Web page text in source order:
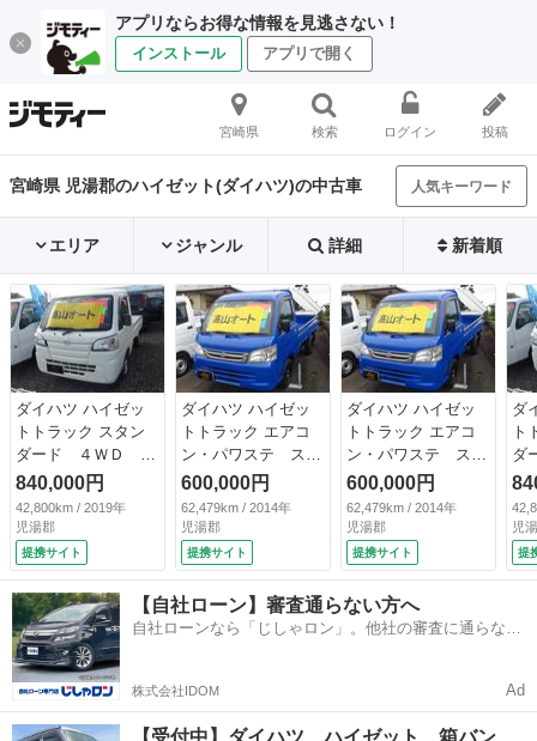
アプリならお得な情報を見逃さない！
インストール アプリで開く
宮崎県 検索 ログイン 投稿
宮崎県 児湯郡のハイゼット(ダイハツ)の中古車 人気キーワード
エリア ジャンル 詳細 新着順
ダイハツ ハイゼッ
トトラック スタン
ダード ４ＷＤ エ
アコン パワステ
付 ４ＷＤ （車検
整備付）
840,000円
42,800km / 2019年
児湯郡
提携サイト
ダイハツ ハイゼッ
トトラック エアコ
ン・パワステ スペ
シャル ４ＷＤ ５
速 （車検整備付）
600,000円
62,479km / 2014年
児湯郡
提携サイト
ダイハツ ハイゼッ
トトラック エアコ
ン・パワステ スペ
シャル ４ＷＤ ５
速 （車検整備付）
600,000円
62,479km / 2014年
児湯郡
提携サイト
ダ
ト
ダ
ア
付
整
児
提
【自社ローン】審査通らない方へ
自社ローンなら「じしゃロン」。他社の審査に通らなか
株式会社IDOM Ad
【受付中】ダイハツ ハイゼット 箱バン